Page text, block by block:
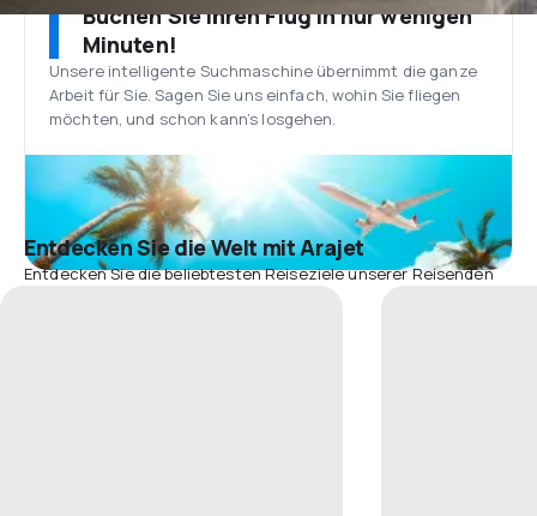
Buchen Sie Ihren Flug in nur wenigen
Minuten!
Unsere intelligente Suchmaschine übernimmt die ganze
Arbeit für Sie. Sagen Sie uns einfach, wohin Sie fliegen
möchten, und schon kann’s losgehen.
Entdecken Sie die Welt mit Arajet
Entdecken Sie die beliebtesten Reiseziele unserer Reisenden